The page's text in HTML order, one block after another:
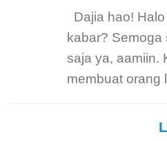
Dajia hao!
kabar? Semoga
saja ya, aamiin.
membuat orang